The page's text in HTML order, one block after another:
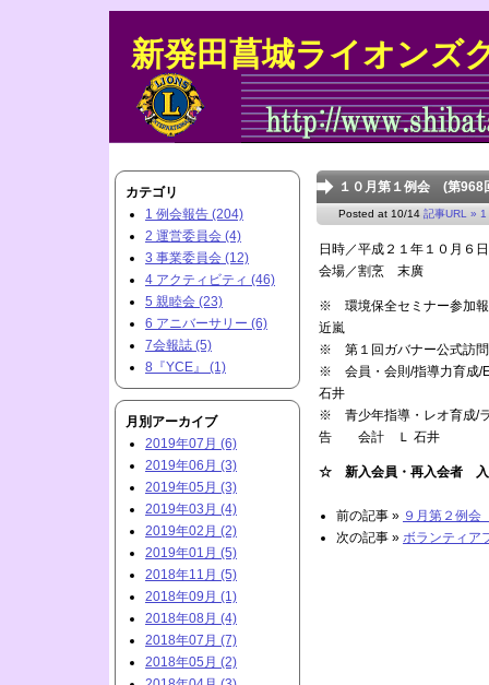
新発田菖城ライオンズ
１０月第１例会 (第968
Posted at 10/14 記事URL » 1
日時／平成２１年１０月
会場／割烹 末廣
※ 環境保全セミ
近嵐
※ 第１回ガバナー公式
※ 会員・会則/指導力育成
石井
※ 青少年指導・レオ育成/
告 会計 Ｌ 石井
☆ 新入会員・再入会者 入
前の記事 » ９月第２例
次の記事 » ボランティア
カテゴリ
1 例会報告 (204)
2 運営委員会 (4)
3 事業委員会 (12)
4 アクティビティ (46)
5 親睦会 (23)
6 アニバーサリー (6)
7会報誌 (5)
8『YCE』 (1)
月別アーカイブ
2019年07月 (6)
2019年06月 (3)
2019年05月 (3)
2019年03月 (4)
2019年02月 (2)
2019年01月 (5)
2018年11月 (5)
2018年09月 (1)
2018年08月 (4)
2018年07月 (7)
2018年05月 (2)